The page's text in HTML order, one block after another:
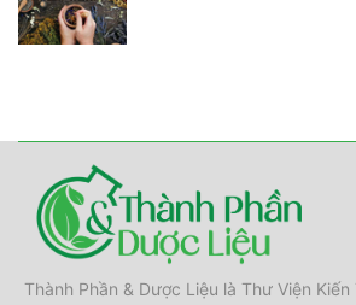
Thành Phần & Dược Liệu là Thư Viện